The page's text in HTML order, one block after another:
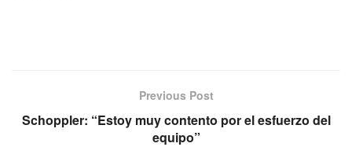
Previous Post
Schoppler: “Estoy muy contento por el esfuerzo del
equipo”